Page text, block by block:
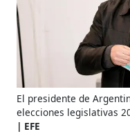
El presidente de
elecciones legislativas
EFE